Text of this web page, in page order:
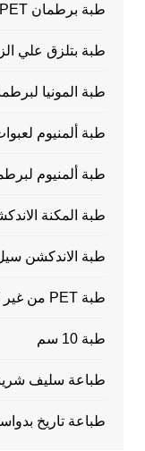
طبة برطمان PET
طبة بتلزق علي
طبة المونيا
طبة ألمنيوم
طبة ألمنيوم
طبة المكنة
طبة الاندكشن
طبة PET من غير كرتون
طبة 10 سم
طباعة سليف
طباعة تاريخ